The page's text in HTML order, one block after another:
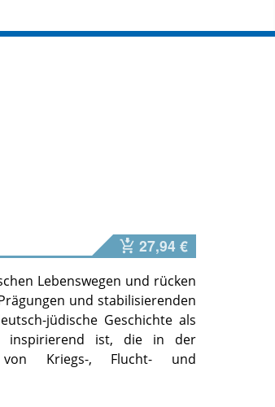
27,94 €
Lebenswegen und rücken
und stabilisierenden
jüdische Geschichte als
inspirierend ist, die in der
Kriegs-, Flucht- und